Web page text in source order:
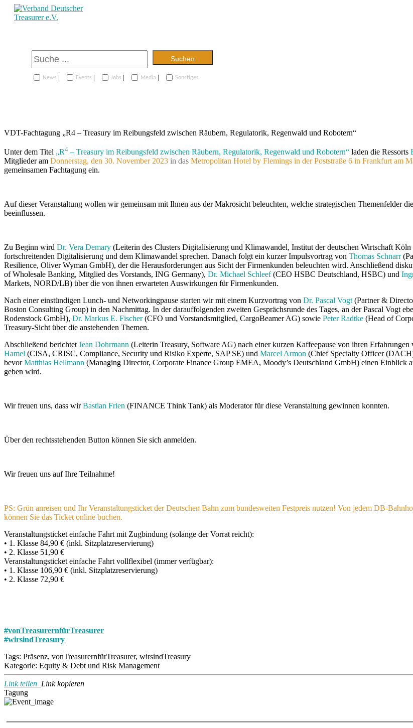
Suchen
News | Events | Jobs | Media | Sonstiges
VDT-Fachtagung „R4 – Treasury im Reibungsfeld zwischen Räubern, Regulatorik, Regenwald und Robotern“
Unter dem Titel „R4 – Treasury im Reibungsfeld zwischen Räubern, Regulatorik, Regenwald und Robotern“ laden die Ressorts
Mitglieder am Donnerstag, den 30. November 2023 in das Metropolitan Hotel by Flemings in der Poststraße 6 in Frankfurt am
gemeinsamen Fachtagung ein.
Auf dieser Veranstaltung wollen wir gemeinsam mit Ihnen aus der Makrosicht beleuchten, welche strategischen Themenfelder
beeinflussen.
Zu Beginn wird Dr. Vera Demary (Leiterin des Clusters Digitalisierung und Klimawandel, Institut der deutschen Wirtschaft
fortschreitenden Digitalisierung und dem Klimawandel sprechen. Danach folgt ein kurzer Impulsvortrag von Thomas Schnarr
Resilience, Oliver Wyman GmbH), der die Herausforderungen aus Sicht der Firmenkunden beleuchten wird. Anschließend
of Wholesale Banking, Mitglied des Vorstands, ING Germany), Dr. Michael Schleef(CEO HSBC Deutschland, HSBC) und
Markets, NORD/LB) über die von ihnen erwarteten Auswirkungen für Firmenkunden.
Nach einer einstündigen Lunch- und Networkingpause starten wir mit einem Kurzvortrag von Dr. Pascal Vogt (Partner &
Boston Consulting Group) in den Nachmittag. In der darauffolgenden zweiten Gesprächsrunde des Tages, an der Pascal Vogt
Rodenstock GmbH), Dr. Markus E. Fischer(CFO und Vorstandsmitglied, CargoBeamer AG) sowie Peter Radtke (Head of
Treasury-Sicht über die anstehenden Themen.
Abschließend berichtet Jean Dohrmann (Leiterin Treasury, Software AG) nach einer kurzen Kaffeepause von ihren Erfahrungen
Hamel (CISA, CRISC, Compliance, Security und Risiko Experte, SAP SE) und Marcel Armon (Chief Specialty Officer
bevorMatthias Hellmann (Managing Director, Corporate Finance Group EMEA, Moody’s Deutschland GmbH) einen Einblick
geben wird.
Wir freuen uns, dass wirBastian Frien (FINANCE Think Tank) als Moderator für diese Veranstaltung gewinnen konnten.
Über den rechtsstehenden Button können Sie sich anmelden.
Wir freuen uns auf Ihre Teilnahme!
PS: Grün anreisen und Ihr Veranstaltungsticket der Deutschen Bahn zum bundesweiten Festpreis nutzen! Von jedem DB-
können Sie das Ticket online buchen.
Veranstaltungsticket einfache Fahrt mit Zugbindung (solange der Vorrat reicht):
• 1. Klasse 84,90 € (inkl. Sitzplatzreservierung)
• 2. Klasse 51,90 €
Veranstaltungsticket einfache Fahrt vollflexibel (immer verfügbar):
• 1. Klasse 106,90 € (inkl. Sitzplatzreservierung)
• 2. Klasse 72,90 €
#vonTreasurernfürTreasurer
#wirsindTreasury
Tags: Präsenz, vonTreasurernfürTreasurer, wirsindTreasury
Kategorie: Equity & Debt und Risk Management
Link teilen Link kopieren
Tagung